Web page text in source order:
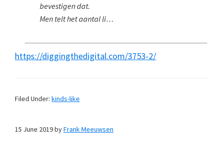
bevestigen dat.
Men telt het aantal li…
https://diggingthedigital.com/3753-2/
Filed Under: kinds-like
15 June 2019byFrank Meeuwsen